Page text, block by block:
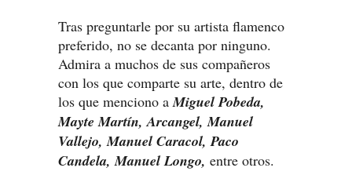
Tras preguntarle por su artista flamenco
preferido, no se decanta por ninguno.
Admira a muchos de sus compañeros
con los que comparte su arte, dentro de
los que menciono a Miguel Pobeda,
Mayte Martín, Arcangel, Manuel
Vallejo, Manuel Caracol, Paco
Candela, Manuel Longo, entre otros.